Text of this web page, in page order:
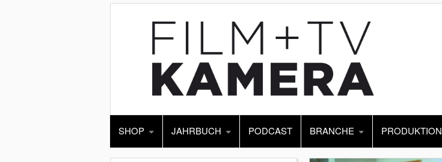
SHOP JAHRBUCH PODCAST BRANCHE PRODUKTION